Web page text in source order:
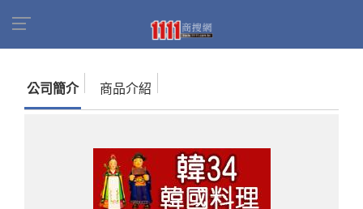
公司簡介 商品介紹